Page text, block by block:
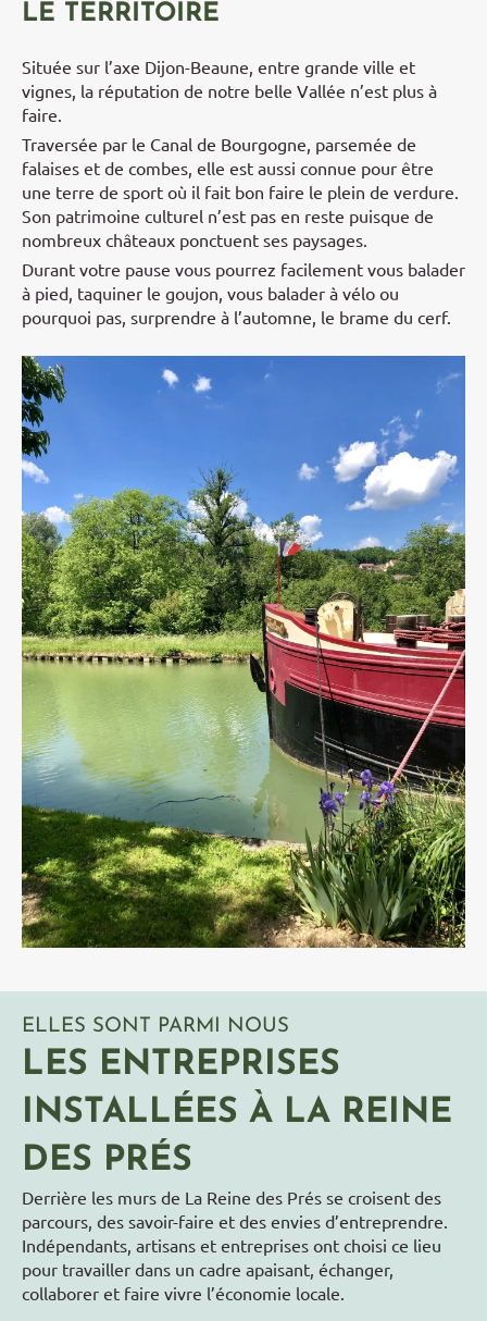
LE TERRITOIRE
Située sur l’axe Dijon-Beaune, entre grande ville et
vignes, la réputation de notre belle Vallée n’est plus à
faire.
Traversée par le Canal de Bourgogne, parsemée de
falaises et de combes, elle est aussi connue pour être
une terre de sport où il fait bon faire le plein de verdure.
Son patrimoine culturel n’est pas en reste puisque de
nombreux châteaux ponctuent ses paysages.
Durant votre pause vous pourrez facilement vous balader
à pied, taquiner le goujon, vous balader à vélo ou
pourquoi pas, surprendre à l’automne, le brame du cerf.
ELLES SONT PARMI NOUS
LES ENTREPRISES
INSTALLÉES À LA REINE
DES PRÉS
Derrière les murs de La Reine des Prés se croisent des
parcours, des savoir-faire et des envies d’entreprendre.
Indépendants, artisans et entreprises ont choisi ce lieu
pour travailler dans un cadre apaisant, échanger,
collaborer et faire vivre l’économie locale.